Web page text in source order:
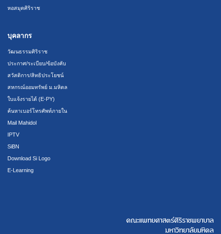
หอสมุดศิริราช
บุคลากร
วัฒนธรรมศิริราช
ประกาศ/ระเบียบ/ข้อบังคับ
สวัสดิการ/สิทธิประโยชน์
สหกรณ์ออมทรัพย์ ม.มหิดล
ใบแจ้งรายได้ (E-PY)
ค้นหาเบอร์โทรศัพท์ภายใน
Mail Mahidol
IPTV
SiBN
Download Si Logo
E-Learning
คณะแพทยศาสตร์ศิริราชพยาบาล
มหาวิทยาลัยมหิดล